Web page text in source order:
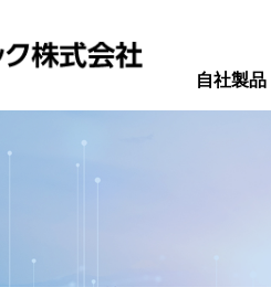
自社製品